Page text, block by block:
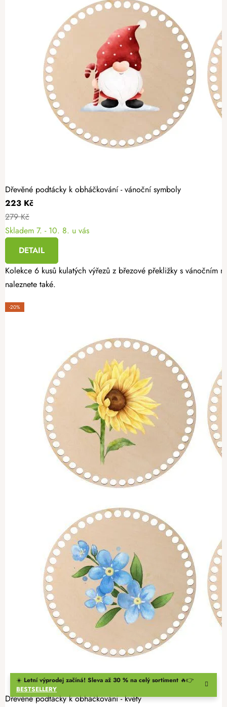
☀️ Letní výprodej začíná! Sleva až 30 % na celý sortiment 🔥👉
BESTSELLERY
Dřevěné podtácky k obháčkování - vánoční symboly
223 Kč
279 Kč
Skladem 7. - 10. 8. u vás
DETAIL
Kolekce 6 kusů kulatých výřezů z březové překližky s
naleznete také.
-20%
Dřevěné podtácky k obháčkování - květy